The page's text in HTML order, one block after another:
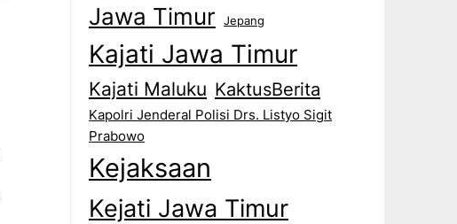
Jawa Timur Jepang
Kajati Jawa Timur
Kajati Maluku KaktusBerita
Kapolri Jenderal Polisi Drs. Listyo Sigit
Prabowo
Kejaksaan
Kejati Jawa Timur